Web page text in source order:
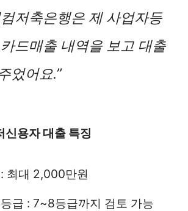
저축은행은 제 사업자등
드매출 내역을 보고 대출
었어요.”
신용자 대출 특징
최대 2,000만원
급 : 7~8등급까지 검토 가능